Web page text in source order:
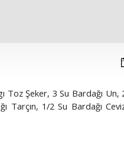
Toz Şeker, 3 Su Bardağı
Tarçın, 1/2 Su Bardağı